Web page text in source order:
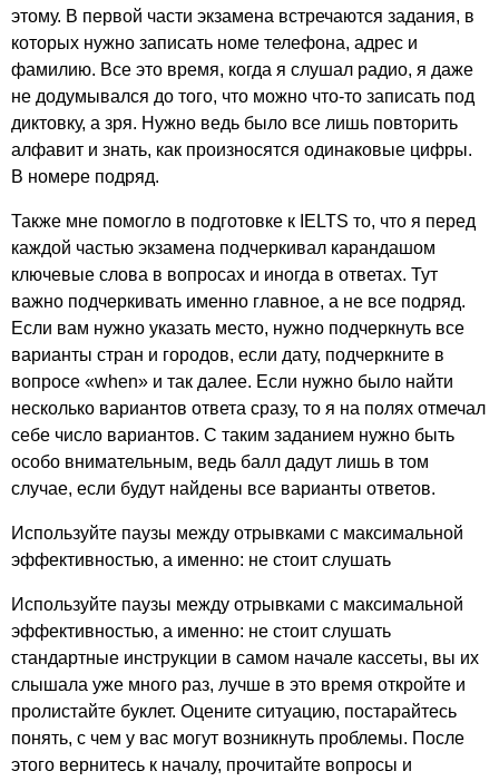
этому. В первой части экзамена встречаются задания, в
которых нужно записать номе телефона, адрес и
фамилию. Все это время, когда я слушал радио, я даже
не додумывался до того, что можно что-то записать под
диктовку, а зря. Нужно ведь было все лишь повторить
алфавит и знать, как произносятся одинаковые цифры.
В номере подряд.
Также мне помогло в подготовке к IELTS то, что я перед
каждой частью экзамена подчеркивал карандашом
ключевые слова в вопросах и иногда в ответах. Тут
важно подчеркивать именно главное, а не все подряд.
Если вам нужно указать место, нужно подчеркнуть все
варианты стран и городов, если дату, подчеркните в
вопросе «when» и так далее. Если нужно было найти
несколько вариантов ответа сразу, то я на полях отмечал
себе число вариантов. С таким заданием нужно быть
особо внимательным, ведь балл дадут лишь в том
случае, если будут найдены все варианты ответов.
Используйте паузы между отрывками с максимальной
эффективностью, а именно: не стоит слушать
Используйте паузы между отрывками с максимальной
эффективностью, а именно: не стоит слушать
стандартные инструкции в самом начале кассеты, вы их
слышала уже много раз, лучше в это время откройте и
пролистайте буклет. Оцените ситуацию, постарайтесь
понять, с чем у вас могут возникнуть проблемы. После
этого вернитесь к началу, прочитайте вопросы и